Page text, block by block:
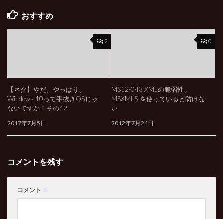
おすすめ
2
【ネタ】やだ。やっぱり、
Windows 10って手抜きOSじゃ
ないですか！その42
2017年7月5日
0
MS12-043 XMLの脆弱性、
MSXML5 を使っていると防げな
い
2012年7月24日
コメントを残す
コメント ※